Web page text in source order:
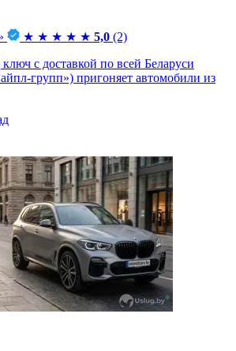
★ ★ ★ ★ ★ 5,0 (2)
с доставкой по всей Беларуси
групп») пригоняет автомобили из